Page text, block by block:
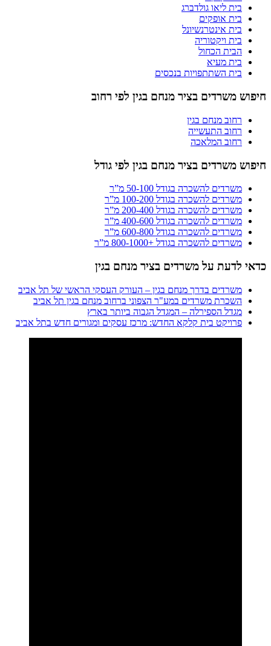
בית ליאו גולדברג
בית אופקים
בית אינטרנשיונל
בית ויקטוריה
הבית הכחול
בית מעיא
בית השתתפויות בנכסים
חיפוש משרדים בציר מנחם בגין לפי רחוב
רחוב מנחם בגין
רחוב התעשייה
רחוב המלאכה
חיפוש משרדים בציר מנחם בגין לפי גודל
משרדים להשכרה בגודל 50-100 מ”ר
משרדים להשכרה בגודל 100-200 מ”ר
משרדים להשכרה בגודל 200-400 מ”ר
משרדים להשכרה בגודל 400-600 מ”ר
משרדים להשכרה בגודל 600-800 מ”ר
משרדים להשכרה בגודל +800-1000 מ”ר
כדאי לדעת על משרדים בציר מנחם בגין
משרדים בדרך מנחם בגין – העורק העסקי הראשי של תל אביב
השכרת משרדים במע"ר הצפוני ברחוב מנחם בגין תל אביב
מגדל הספירלה – המגדל הגבוה ביותר בארץ
פרויקט בית קלקא החדש: מרכז עסקים ומגורים חדש בתל אביב